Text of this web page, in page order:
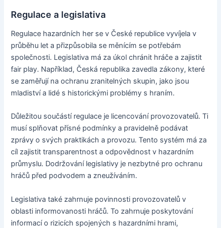
Regulace a legislativa
Regulace hazardních her se v České republice vyvíjela v
průběhu let a přizpůsobila se měnícím se potřebám
společnosti. Legislativa má za úkol chránit hráče a zajistit
fair play. Například, Česká republika zavedla zákony, které
se zaměřují na ochranu zranitelných skupin, jako jsou
mladiství a lidé s historickými problémy s hraním.
Důležitou součástí regulace je licencování provozovatelů. Ti
musí splňovat přísné podmínky a pravidelně podávat
zprávy o svých praktikách a provozu. Tento systém má za
cíl zajistit transparentnost a odpovědnost v hazardním
průmyslu. Dodržování legislativy je nezbytné pro ochranu
hráčů před podvodem a zneužíváním.
Legislativa také zahrnuje povinnosti provozovatelů v
oblasti informovanosti hráčů. To zahrnuje poskytování
informací o rizicích spojených s hazardními hrami,